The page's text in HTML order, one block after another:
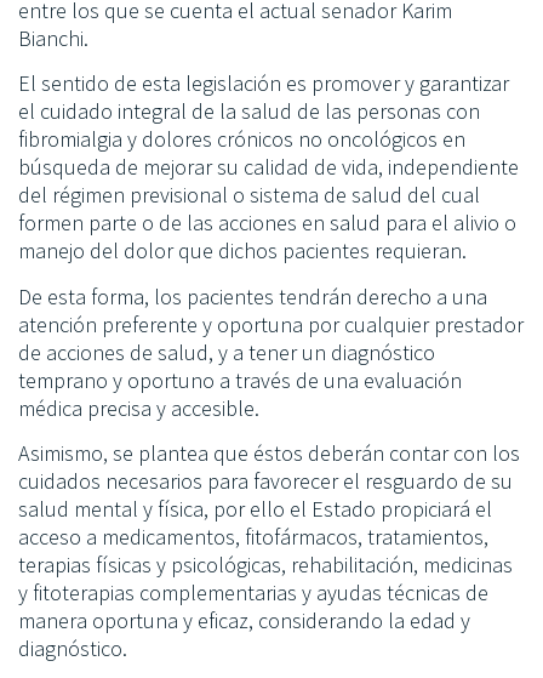
entre los que se cuenta el actual senador Karim
Bianchi.
El sentido de esta legislación es promover y garantizar
el cuidado integral de la salud de las personas con
fibromialgia y dolores crónicos no oncológicos en
búsqueda de mejorar su calidad de vida, independiente
del régimen previsional o sistema de salud del cual
formen parte o de las acciones en salud para el alivio o
manejo del dolor que dichos pacientes requieran.
De esta forma, los pacientes tendrán derecho a una
atención preferente y oportuna por cualquier prestador
de acciones de salud, y a tener un diagnóstico
temprano y oportuno a través de una evaluación
médica precisa y accesible.
Asimismo, se plantea que éstos deberán contar con los
cuidados necesarios para favorecer el resguardo de su
salud mental y física, por ello el Estado propiciará el
acceso a medicamentos, fitofármacos, tratamientos,
terapias físicas y psicológicas, rehabilitación, medicinas
y fitoterapias complementarias y ayudas técnicas de
manera oportuna y eficaz, considerando la edad y
diagnóstico.